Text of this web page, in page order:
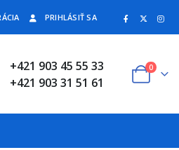
PRIHLÁSIŤ SA
+421 903 45 55 33
+421 903 31 51 61
0